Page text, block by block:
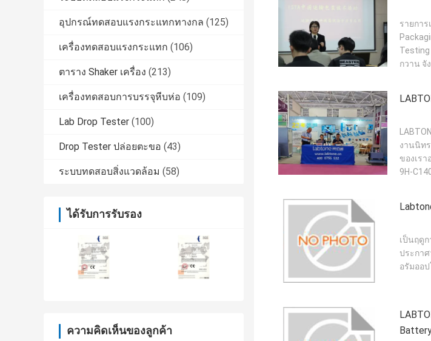
อุปกรณ์ทดสอบแรงกระแทกทางกล (125)
เครื่องทดสอบแรงกระแทก (106)
ตาราง Shaker เครื่อง (213)
เครื่องทดสอบการบรรจุหีบห่อ (109)
Lab Drop Tester (100)
Drop Tester ปล่อยตะขอ (43)
ระบบทดสอบสิ่งแวดล้อม (58)
ได้รับการรับรอง
ความคิดเห็นของลูกค้า
รายกา
กวาน จั
งานนิท
ของเร
9H-
เป็นฤดูก
ประกา
อรัมออ